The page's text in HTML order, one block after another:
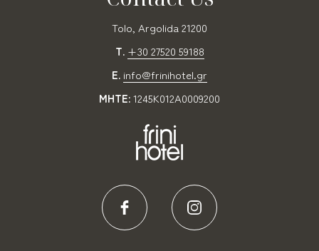
Tolo, Argolida 21200
T. +30 27520 59188
E. info@frinihotel.gr
MHTE:1245K012A0009200